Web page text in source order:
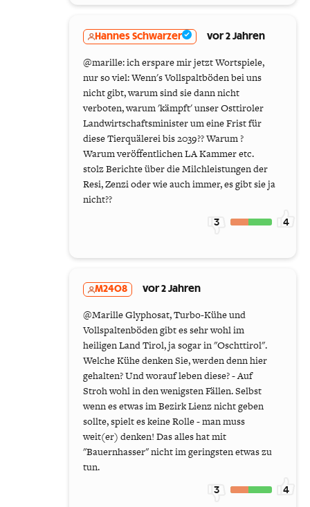
Hannes Schwarzer vor 2 Jahren
@marille: ich erspare mir jetzt Wortspiele,
nur so viel: Wenn's Vollspaltböden bei uns
nicht gibt, warum sind sie dann nicht
verboten, warum 'kämpft' unser Osttiroler
Landwirtschaftsminister um eine Frist für
diese Tierquälerei bis 2039?? Warum ?
Warum veröffentlichen LA Kammer etc.
stolz Berichte über die Milchleistungen der
Resi, Zenzi oder wie auch immer, es gibt sie ja
nicht??
3 4
M2408 vor 2 Jahren
@Marille Glyphosat, Turbo-Kühe und
Vollspaltenböden gibt es sehr wohl im
heiligen Land Tirol, ja sogar in "Oschttirol".
Welche Kühe denken Sie, werden denn hier
gehalten? Und worauf leben diese? - Auf
Stroh wohl in den wenigsten Fällen. Selbst
wenn es etwas im Bezirk Lienz nicht geben
sollte, spielt es keine Rolle - man muss
weit(er) denken! Das alles hat mit
"Bauernhasser" nicht im geringsten etwas zu
tun.
3 4